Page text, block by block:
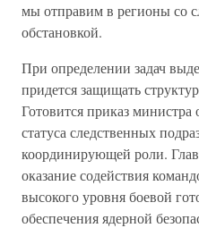
мы отправим в регионы со
обстановкой.
При определении задач
придется защищать
Готовится приказ
статуса следственных
координирующей роли.
оказание содействия
высокого уровня боевой
обеспечения ядерной